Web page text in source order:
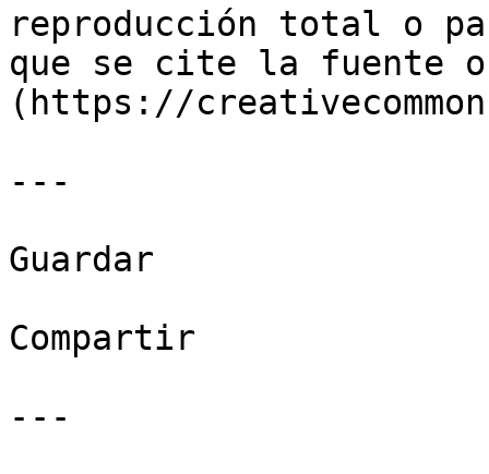
reproducción total o
que se cite la fuente
(https://
---
Guardar
Compartir
---